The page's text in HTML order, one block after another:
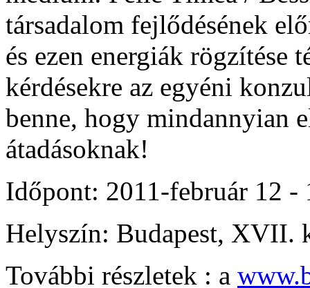
társadalom fejlődésének
és ezen energiák rögzítése
kérdésekre az egyéni
benne, hogy mindannyian
átadásoknak!
Időpont: 2011-február 12 -
Helyszín: Budapest, XVII.
További részletek : a